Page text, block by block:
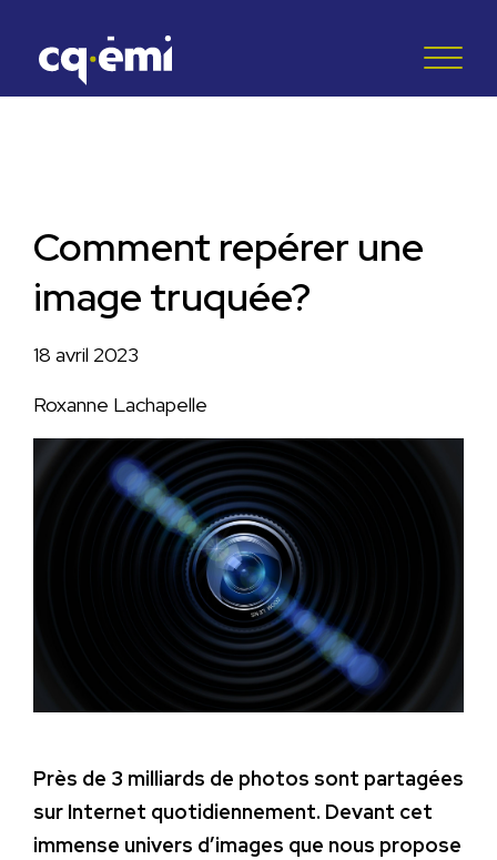
Comment repérer une
image truquée?
18 avril 2023
Roxanne Lachapelle
Près de 3 milliards de photos sont partagées
sur Internet quotidiennement. Devant cet
immense univers d’images que nous propose